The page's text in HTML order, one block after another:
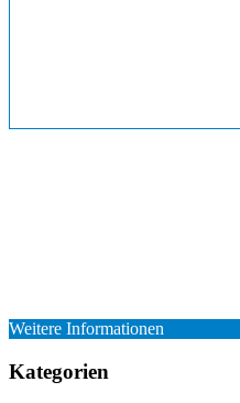
Weitere Informationen
Kategorien